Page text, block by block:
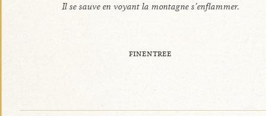
Il se sauve en voyant la montagne s’enflammer.
finentree